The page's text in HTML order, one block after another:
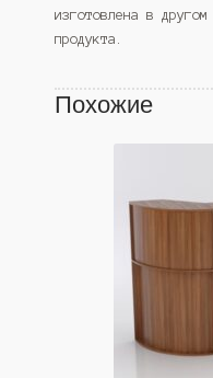
изготовлена в
продукта.
Похожие